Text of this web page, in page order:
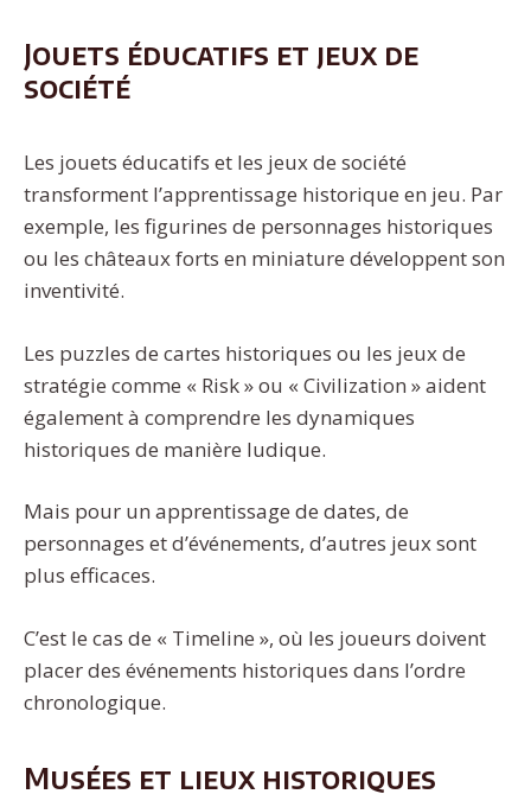
Jouets éducatifs et jeux de
société
Les jouets éducatifs et les jeux de société
transforment l’apprentissage historique en jeu. Par
exemple, les figurines de personnages historiques
ou les châteaux forts en miniature développent son
inventivité.
Les puzzles de cartes historiques ou les jeux de
stratégie comme « Risk » ou « Civilization » aident
également à comprendre les dynamiques
historiques de manière ludique.
Mais pour un apprentissage de dates, de
personnages et d’événements, d’autres jeux sont
plus efficaces.
C’est le cas de « Timeline », où les joueurs doivent
placer des événements historiques dans l’ordre
chronologique.
Musées et lieux historiques